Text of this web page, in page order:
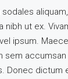
nibh ut ex.
ipsum.
sem
Donec dictum